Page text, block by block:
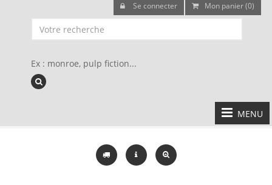
Se connecter Mon panier (0)
Ex : monroe, pulp fiction...
MENU